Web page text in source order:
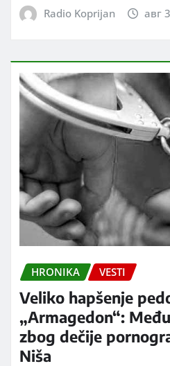
Radio Koprijan авг
HRONIKA VESTI
Veliko hapšenje
„Armagedon“:
zbog dečije
Niša